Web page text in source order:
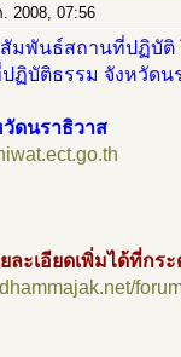
2008, 07:56
มพันธ์สถานที่ปฏิบัติ
ฏิบัติธรรม จังหวัดน
วัดนราธิวาส
ละเอียดเพิ่มได้ที่กร